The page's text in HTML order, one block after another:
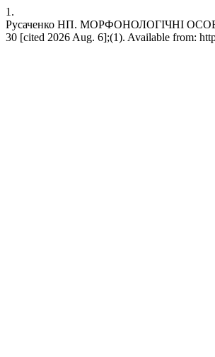
1.
Русаченко НП. МОРФОНОЛОГІЧНІ
30 [cited 2026 Aug. 6];(1). Available from: